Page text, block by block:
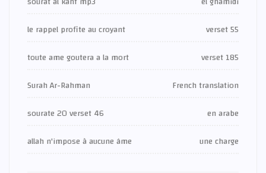
le rappel profite au croyant
verset 55
toute ame goutera a la mort
verset 185
Surah Ar-Rahman
French translation
sourate 20 verset 46
en arabe
allah n'impose à aucune âme
une charge